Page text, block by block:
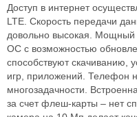
Доступ в интернет
LTE. Скорость передачи
довольно высокая. Мощный
ОС с возможностью
способствуют скачиванию,
игр, приложений. Телефон
многозадачности.
за счет флеш-карты – нет